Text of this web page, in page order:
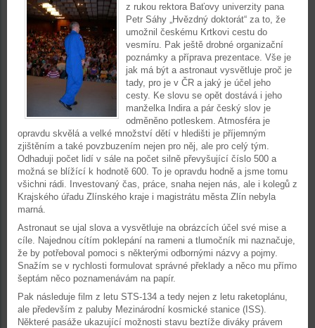
z rukou rektora Baťovy univerzity pana
Petr Sáhy „Hvězdný doktorát“ za to, že
umožnil českému Krtkovi cestu do
vesmíru. Pak ještě drobné organizační
poznámky a příprava prezentace. Vše je
jak má být a astronaut vysvětluje proč je
tady, pro je v ČR a jaký je účel jeho
cesty. Ke slovu se opět dostává i jeho
manželka Indira a pár český slov je
odměněno potleskem. Atmosféra je
opravdu skvělá a velké množství dětí v hledišti je příjemným
zjištěním a také povzbuzením nejen pro něj, ale pro celý tým.
Odhaduji počet lidí v sále na počet silně převyšující číslo 500 a
možná se blížící k hodnotě 600. To je opravdu hodně a jsme tomu
všichni rádi. Investovaný čas, práce, snaha nejen nás, ale i kolegů z
Krajského úřadu Zlínského kraje i magistrátu města Zlín nebyla
marná.
Astronaut se ujal slova a vysvětluje na obrázcích účel své mise a
cíle. Najednou cítím poklepání na rameni a tlumočník mi naznačuje,
že by potřeboval pomoci s některými odbornými názvy a pojmy.
Snažím se v rychlosti formulovat správné překlady a něco mu přímo
šeptám něco poznamenávám na papír.
Pak následuje film z letu STS-134 a tedy nejen z letu raketoplánu,
ale především z paluby Mezinárodní kosmické stanice (ISS).
Některé pasáže ukazující možnosti stavu beztíže diváky právem